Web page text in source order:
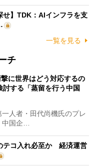
せ】TDK：AIインフラを支
一覧を見る
チ
に世界はどう対応するの
する「蒸留を行う中国
人者・田代尚機氏のプレ
中国企…
テコ入れ必至か 経済運営